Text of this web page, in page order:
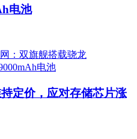
电池
定价，应对存储芯片涨